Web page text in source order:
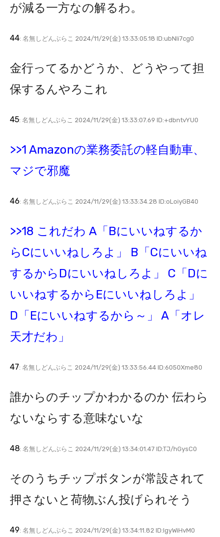
が減る一方なの解るわ。
44: 名無しどんぶらこ 2024/11/29(金) 13:33:05.18 ID:ubNli7cg0
金行ってるかどうか、どうやって担
保するんやろこれ
45: 名無しどんぶらこ 2024/11/29(金) 13:33:07.69 ID:+dbntvYU0
>>1 Amazonの業務委託の軽自動車、
マジで邪魔
46: 名無しどんぶらこ 2024/11/29(金) 13:33:34.28 ID:oLoiyGB40
>>18 これだわ A「Bにいいねするか
らCにいいねしろよ」 B「Cにいいね
するからDにいいねしろよ」 C「Dに
いいねするからEにいいねしろよ」
D「Eにいいねするから～」 A「オレ
天才だわ」
47: 名無しどんぶらこ 2024/11/29(金) 13:33:56.44 ID:6050Xme80
誰からのチップかわかるのか 伝わら
ないならする意味ないな
48: 名無しどんぶらこ 2024/11/29(金) 13:34:01.47 ID:TJ/hGysC0
そのうちチップボタンが常設されて
押さないと荷物ぶん投げられそう
49: 名無しどんぶらこ 2024/11/29(金) 13:34:11.82 ID:IgyWiHvM0